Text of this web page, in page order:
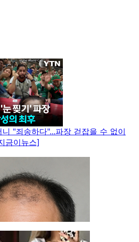
"죄송하다"...파장 걷잡을 수 없이
금이뉴스]